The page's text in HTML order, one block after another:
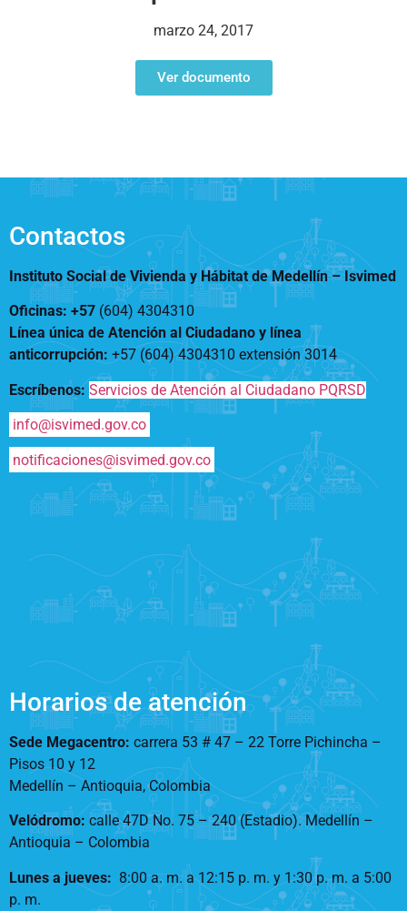
Vivienda Nueva
Acompañamiento Social
Directorio de servidores
Encuesta de Percepción
A+ A A-
fuente
Contraste
Centro de relevo
Más Información sobre Accesibilidad
marzo 24, 2017
Ver documento
Contactos
Instituto Social de Vivienda y Hábitat de Medellín –Isvimed
Oficinas: +57 (604) 4304310
Línea única de Atención al Ciudadano y línea
anticorrupción: +57 (604) 4304310 extensión3014
Escríbenos: Servicios de Atención al Ciudadano PQRSD
info@isvimed.gov.co
notificaciones@isvimed.gov.co
Horarios de atención
Sede Megacentro: carrera 53 # 47 – 22 Torre Pichincha –
Pisos 10 y 12
Medellín – Antioquia, Colombia
Velódromo: calle 47D No. 75 – 240 (Estadio). Medellín –
Antioquia – Colombia
Lunes a jueves: 8:00 a. m. a 12:15 p. m. y 1:30 p. m. a 5:00
p. m.